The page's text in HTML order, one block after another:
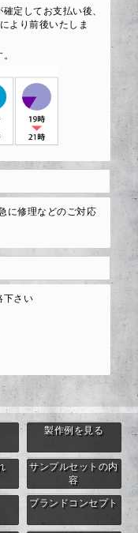
定してお支払い後、
より前後いたしま
に修理などのご対応
下さい
製作例を見る
サンプルセットの内
容
ブランドコンセプト